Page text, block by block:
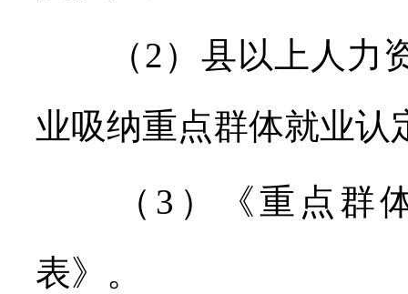
（2）县以上人力资
业吸纳重点群体就业认
（3）《重点群体
表》。